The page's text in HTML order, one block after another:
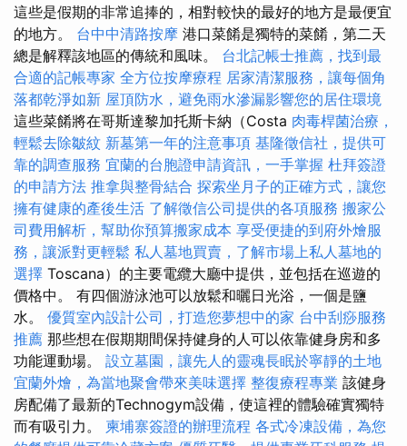
這些是假期的非常追捧的，相對較快的最好的地方是最便宜
的地方。 台中中清路按摩 港口菜餚是獨特的菜餚，第二天
總是解釋該地區的傳統和風味。 台北記帳士推薦，找到最
合適的記帳專家 全方位按摩療程 居家清潔服務，讓每個角
落都乾淨如新 屋頂防水，避免雨水滲漏影響您的居住環境
這些菜餚將在哥斯達黎加托斯卡納（Costa 肉毒桿菌治療，
輕鬆去除皺紋 新墓第一年的注意事項 基隆徵信社，提供可
靠的調查服務 宜蘭的台胞證申請資訊，一手掌握 杜拜簽證
的申請方法 推拿與整骨結合 探索坐月子的正確方式，讓您
擁有健康的產後生活 了解徵信公司提供的各項服務 搬家公
司費用解析，幫助你預算搬家成本 享受便捷的到府外燴服
務，讓派對更輕鬆 私人墓地買賣，了解市場上私人墓地的
選擇 Toscana）的主要電纜大廳中提供，並包括在巡遊的
價格中。 有四個游泳池可以放鬆和曬日光浴，一個是鹽
水。 優質室內設計公司，打造您夢想中的家 台中刮痧服務
推薦 那些想在假期期間保持健身的人可以依靠健身房和多
功能運動場。 設立墓園，讓先人的靈魂長眠於寧靜的土地
宜蘭外燴，為當地聚會帶來美味選擇 整復療程專業 該健身
房配備了最新的Technogym設備，使這裡的體驗確實獨特
而有吸引力。 柬埔寨簽證的辦理流程 各式冷凍設備，為您